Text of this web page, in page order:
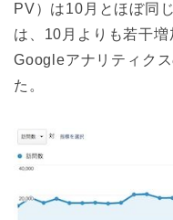
PV）は10月とほぼ同
は、10月よりも若干増
Googleアナリティク
た。